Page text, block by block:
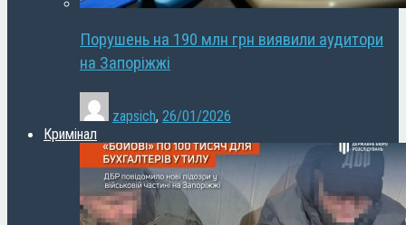
Порушень на 190 млн грн виявили аудитори
на Запоріжжі
zapsich, 26/01/2026
Кримінал